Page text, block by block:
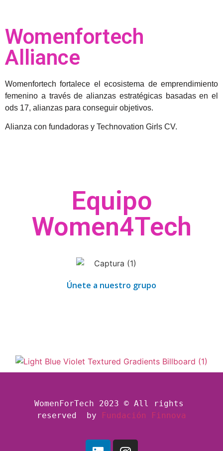
Womenfortech
Alliance
Womenfortech fortalece el ecosistema de emprendimiento
femenino a través de alianzas estratégicas basadas en el
ods 17, alianzas para conseguir objetivos.
Alianza con fundadoras y Technovation Girls CV.
Equipo
Women4Tech
Únete a nuestro grupo
WomenForTech 2023 © All rights
reserved  by
Fundación Finnova